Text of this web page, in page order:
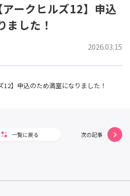
ークヒルズ12】申込
ました！
2026.03.15
】申込のため満室になりました！
一覧に戻る 次の記事